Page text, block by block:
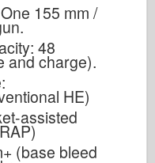
155 mm /
48
and charge).
HE)
assisted
(base bleed